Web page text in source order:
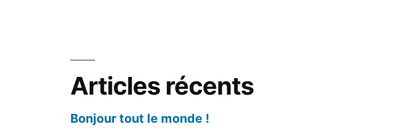
Articles récents
Bonjour tout le monde !